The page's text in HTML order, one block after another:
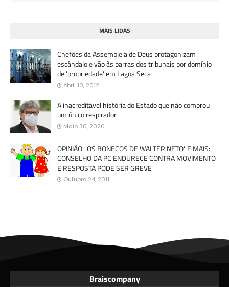
MAIS LIDAS
Chefões da Assembleia de Deus protagonizam
escândalo e vão às barras dos tribunais por domínio
de 'propriedade' em Lagoa Seca
Abril 10, 2012
A inacreditável história do Estado que não comprou
um único respirador
Maio 30, 2020
OPINIÃO: 'OS BONECOS DE WALTER NETO'. E MAIS:
CONSELHO DA PC ENDURECE CONTRA MOVIMENTO
E RESPOSTA PODE SER GREVE
Outubro 24, 2011
Braiscompany